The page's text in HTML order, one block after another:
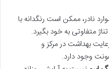
نادر، ممکن است رنگدانه با
متفاوتی به خود بگیرد.
بهداشت در مرکز و
وجود دارد.